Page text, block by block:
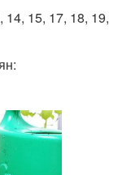
15, 17, 18, 19,